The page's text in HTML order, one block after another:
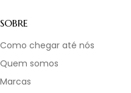
SOBRE
Como chegar até nós
Quem somos
Marcas